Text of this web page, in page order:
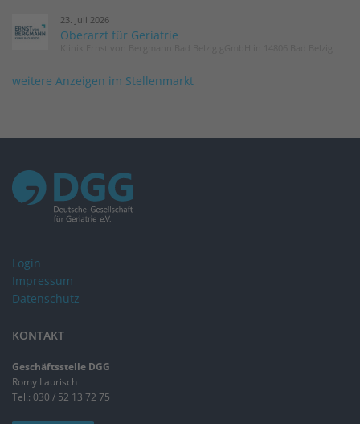
23. Juli 2026
Oberarzt für Geriatrie
weitere Anzeigen im Stellenmarkt
Login
Impressum
Datenschutz
KONTAKT
Geschäftsstelle DGG
Romy Laurisch
Tel.: 030 / 52 13 72 75